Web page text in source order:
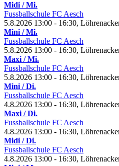
Midi / Mi.
Fussballschule FC Aesch
5.8.2026 13:00 - 16:30,
Mini / Mi.
Fussballschule FC Aesch
5.8.2026 13:00 - 16:30,
Maxi / Mi.
Fussballschule FC Aesch
5.8.2026 13:00 - 16:30,
Mini / Di.
Fussballschule FC Aesch
4.8.2026 13:00 - 16:30,
Maxi / Di.
Fussballschule FC Aesch
4.8.2026 13:00 - 16:30,
Midi / Di.
Fussballschule FC Aesch
4.8.2026 13:00 - 16:30,